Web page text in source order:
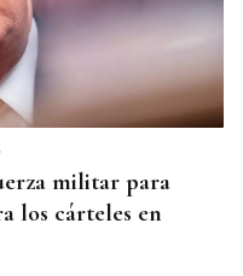
militar para
los cárteles en